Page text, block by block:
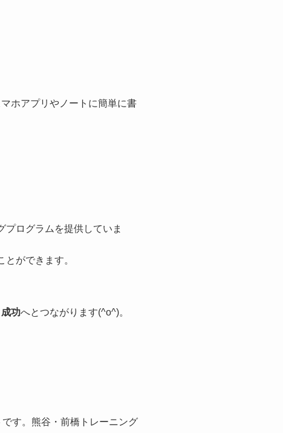
ホアプリやノートに簡単に書
ログラムを提供していま
ができます。
功へとつながります(^o^)。
です。熊谷・前橋トレーニング